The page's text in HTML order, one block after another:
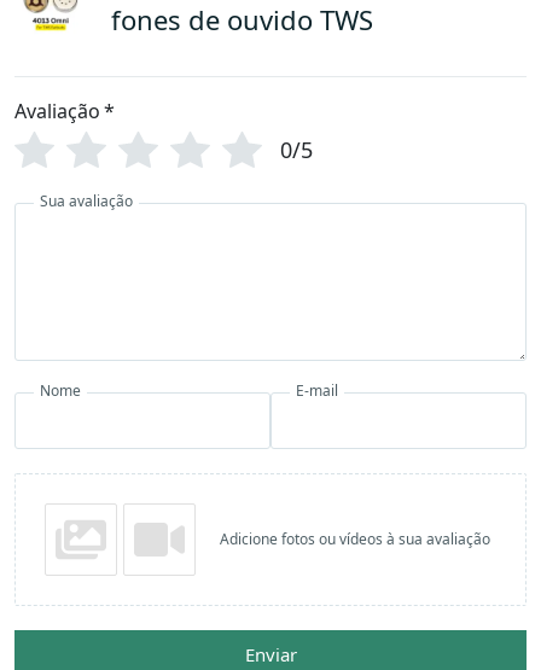
fones de ouvido TWS
Avaliação*
0/5
Sua avaliação
Nome E-mail
Adicione fotos ou vídeos à sua avaliação
Enviar